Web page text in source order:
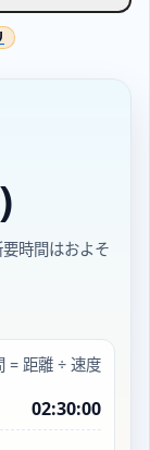
時間はおよそ
= 距離 ÷ 速度
02:30:00